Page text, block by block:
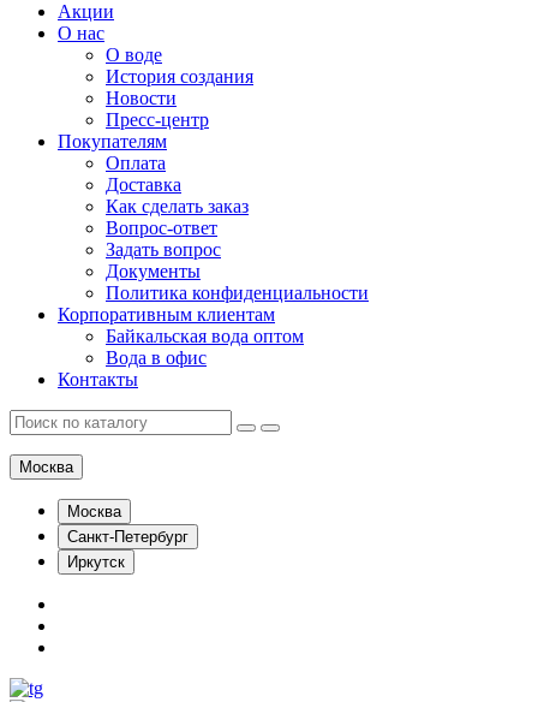
Акции
О нас
О воде
История создания
Новости
Пресс-центр
Покупателям
Оплата
Доставка
Как сделать заказ
Вопрос-ответ
Задать вопрос
Документы
Политика конфиденциальности
Корпоративным клиентам
Байкальская вода оптом
Вода в офис
Контакты
Москва
Москва
Санкт-Петербург
Иркутск